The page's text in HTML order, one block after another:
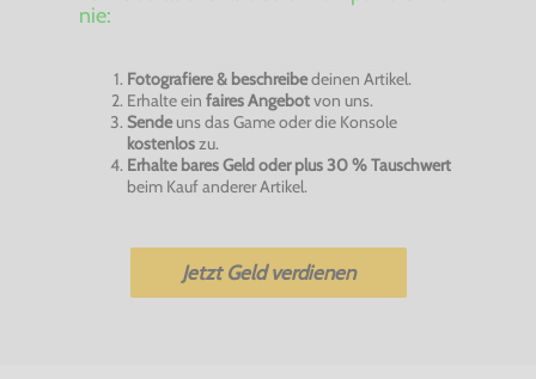
nie:
Fotografiere & beschreibedeinen Artikel.
Erhalte ein faires Angebotvon uns.
Sendeuns das Game oder die Konsole
kostenloszu.
Erhalte bares Geld oder plus 30 % Tauschwert
beim Kauf anderer Artikel.
Jetzt Geld verdienen